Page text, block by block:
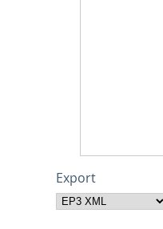
Export